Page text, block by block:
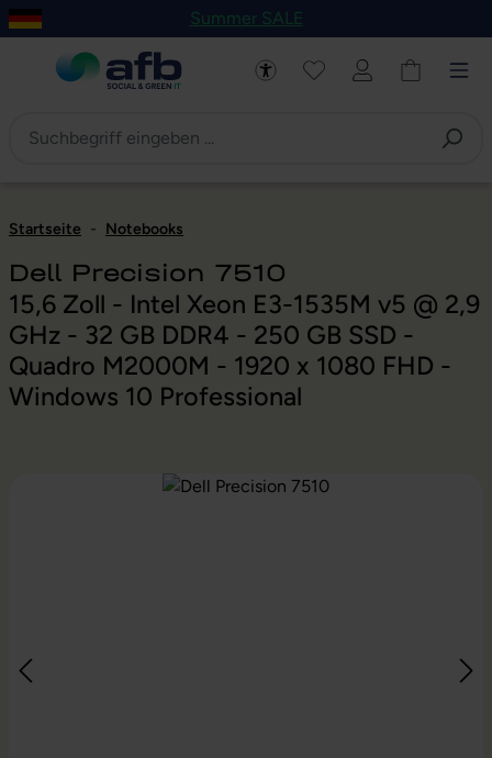
Hauptinhalt springen
Zur Navigation der B2B-Plattform springen
Summer SALE
Startseite - Notebooks
Dell Precision 7510
15,6 Zoll - Intel Xeon E3-1535M v5 @ 2,9
GHz - 32 GB DDR4 - 250 GB SSD -
Quadro M2000M - 1920 x 1080 FHD -
Windows 10 Professional
Bildergalerie überspringen